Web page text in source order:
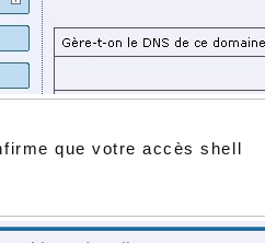
que votre accès shell